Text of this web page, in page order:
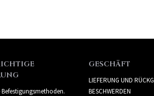
GESCHÄFT
LIEFERUNG UND
BESCHWERDEN